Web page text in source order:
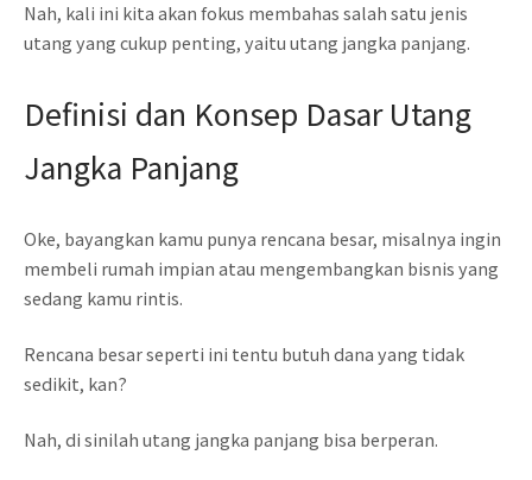
Nah, kali ini kita akan fokus membahas salah satu jenis
utang yang cukup penting, yaitu utang jangka panjang.
Definisi dan Konsep Dasar Utang
Jangka Panjang
Oke, bayangkan kamu punya rencana besar, misalnya ingin
membeli rumah impian atau mengembangkan bisnis yang
sedang kamu rintis.
Rencana besar seperti ini tentu butuh dana yang tidak
sedikit, kan?
Nah, di sinilah utang jangka panjang bisa berperan.